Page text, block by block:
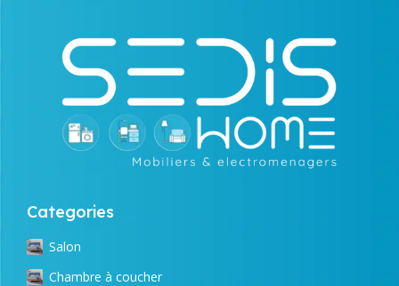
Categories
Salon
Chambre à coucher